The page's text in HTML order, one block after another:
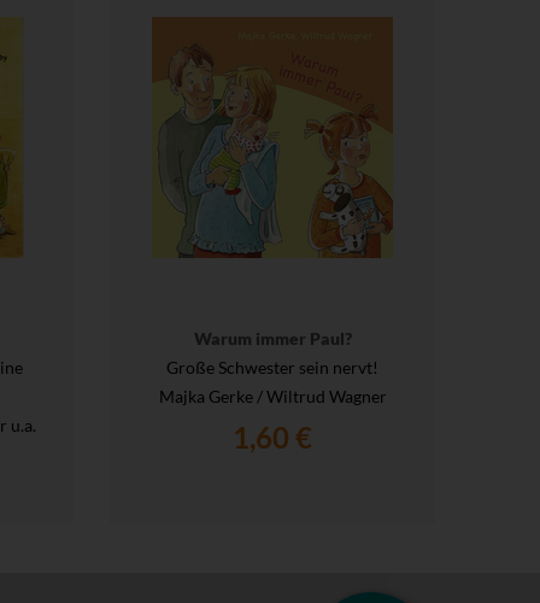
u.a.
Warum immer Paul?
Große Schwester sein nervt!
Majka Gerke / Wiltrud Wagner
1,60 €